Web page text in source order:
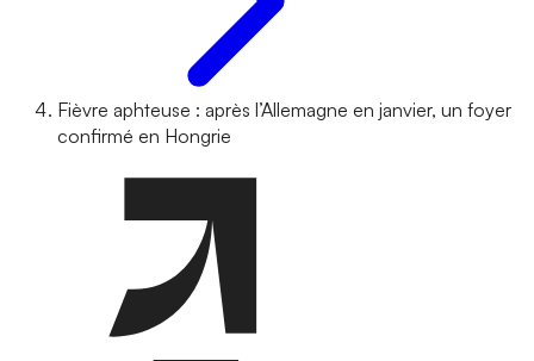
Fièvre aphteuse : après l’Allemagne en janvier, un foyer
confirmé en Hongrie